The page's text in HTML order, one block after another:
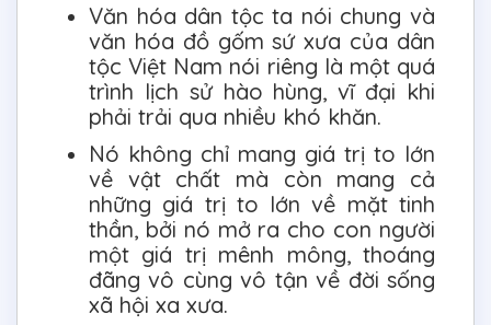
Văn hóa dân tộc ta nói chung và
văn hóa đồ gốm sứ xưa của dân
tộc Việt Nam nói riêng là một quá
trình lịch sử hào hùng, vĩ đại khi
phải trải qua nhiều khó khăn.
Nó không chỉ mang giá trị to lớn
về vật chất mà còn mang cả
những giá trị to lớn về mặt tinh
thần, bởi nó mở ra cho con người
một giá trị mênh mông, thoáng
đãng vô cùng vô tận về đời sống
xã hội xa xưa.